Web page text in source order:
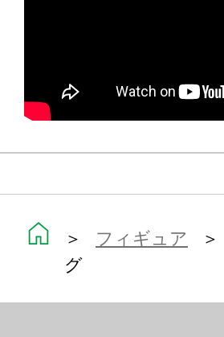
＞ フィギュア ＞
グ